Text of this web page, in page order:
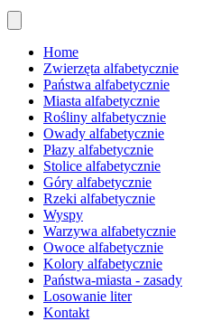
Home
Zwierzęta alfabetycznie
Państwa alfabetycznie
Miasta alfabetycznie
Rośliny alfabetycznie
Owady alfabetycznie
Płazy alfabetycznie
Stolice alfabetycznie
Góry alfabetycznie
Rzeki alfabetycznie
Wyspy
Warzywa alfabetycznie
Owoce alfabetycznie
Kolory alfabetycznie
Państwa-miasta - zasady
Losowanie liter
Kontakt